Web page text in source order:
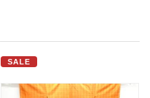
SALE